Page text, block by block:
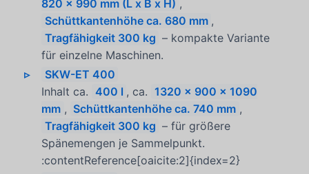
820 x 990 mm (L x B x H) ,
Schüttkantenhöhe ca. 680 mm ,
Tragfähigkeit 300 kg – kompakte Variante
für einzelne Maschinen.
SKW-ET 400
Inhalt ca. 400 l , ca. 1320 x 900 x 1090
mm , Schüttkantenhöhe ca. 740 mm ,
Tragfähigkeit 300 kg – für größere
Spänemengen je Sammelpunkt.
:contentReference[oaicite:2]{index=2}